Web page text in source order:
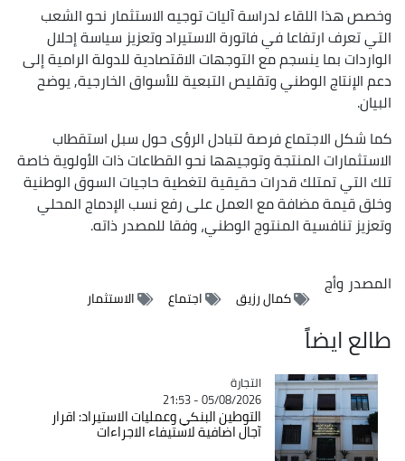
وخصص هذا اللقاء لدراسة آليات توجيه الاستثمار نحو الشعب
التي تعرف ارتفاعا في فاتورة الاستيراد وتعزيز سياسة إحلال
الواردات بما ينسجم مع التوجهات الاقتصادية للدولة الرامية إلى
دعم الإنتاج الوطني وتقليص التبعية للأسواق الخارجية, يوضح
البيان.
كما شكل الاجتماع فرصة لتبادل الرؤى حول سبل استقطاب
الاستثمارات المنتجة وتوجيهها نحو القطاعات ذات الأولوية خاصة
تلك التي تمتلك قدرات حقيقية لتغطية حاجيات السوق الوطنية
وخلق قيمة مضافة مع العمل على رفع نسب الإدماج المحلي
وتعزيز تنافسية المنتوج الوطني، وفقا للمصدر ذاته.
المصدروأج
كمال رزيق اجتماع الاستثمار
طالع ايضاً
Catégorie
التجارة
05/08/2026 - 21:53
التوطين البنكي وعمليات الاستيراد: اقرار
آجال اضافية لاستيفاء الاجراءات